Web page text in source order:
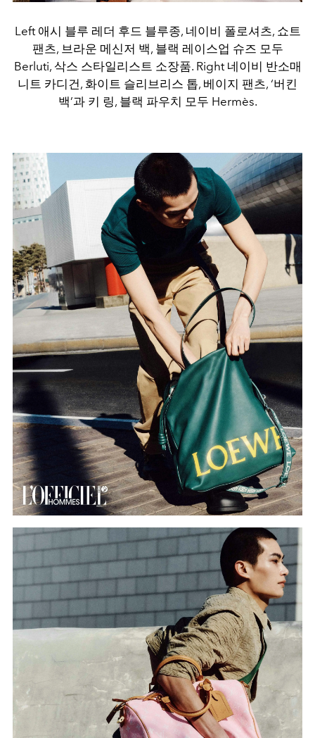
Left 애시 블루 레더 후드 블루종, 네이비 폴로셔츠, 쇼트
팬츠, 브라운 메신저 백, 블랙 레이스업 슈즈 모두
Berluti, 삭스 스타일리스트 소장품. Right 네이비 반소매
니트 카디건, 화이트 슬리브리스 톱, 베이지 팬츠, ‘버킨
백’과 키 링, 블랙 파우치 모두 Hermès.